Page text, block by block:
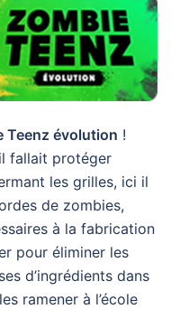
Teenz évolution !
fallait protéger
les grilles, ici il
de zombies,
à la fabrication
pour éliminer les
d’ingrédients dans
ramener à l’école